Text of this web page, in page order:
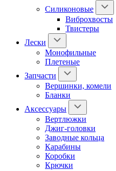
Силиконовые
Виброхвосты
Твистеры
Лески
Монофильные
Плетеные
Запчасти
Вершинки, комели
Бланки
Аксессуары
Вертлюжки
Джиг-головки
Заводные кольца
Карабины
Коробки
Крючки